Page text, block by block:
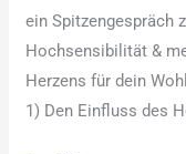
ein Spitzengespräch
Hochsensibilität &
Herzens für dein
1) Den Einfluss des